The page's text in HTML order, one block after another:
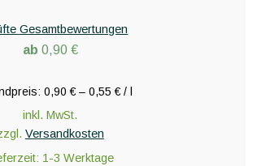
mit5.00
von 5
Gesamtbewertungen
ab 0,90 €
0,90€ –0,55€ /
inkl. MwSt.
Versandkosten
1-3 Werktage